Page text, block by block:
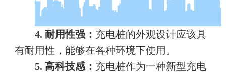
4. 耐用性强： 充电桩的外观设计应该具
有耐用性，能够在各种环境下使用。
5. 高科技感： 充电桩作为一种新型充电